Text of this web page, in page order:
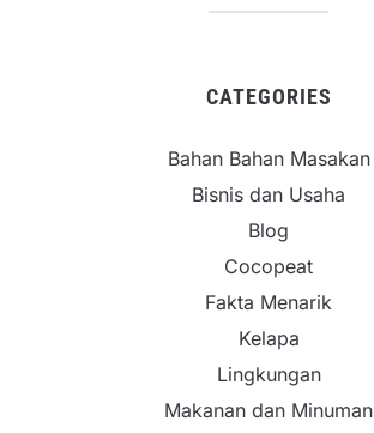
CATEGORIES
Bahan Bahan Masakan
Bisnis dan Usaha
Blog
Cocopeat
Fakta Menarik
Kelapa
Lingkungan
Makanan dan Minuman